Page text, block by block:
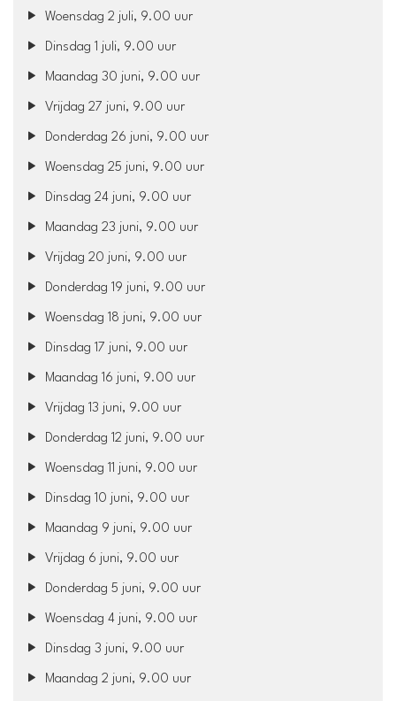
Woensdag 2 juli, 9.00 uur
Dinsdag 1 juli, 9.00 uur
Maandag 30 juni, 9.00 uur
Vrijdag 27 juni, 9.00 uur
Donderdag 26 juni, 9.00 uur
Woensdag 25 juni, 9.00 uur
Dinsdag 24 juni, 9.00 uur
Maandag 23 juni, 9.00 uur
Vrijdag 20 juni, 9.00 uur
Donderdag 19 juni, 9.00 uur
Woensdag 18 juni, 9.00 uur
Dinsdag 17 juni, 9.00 uur
Maandag 16 juni, 9.00 uur
Vrijdag 13 juni, 9.00 uur
Donderdag 12 juni, 9.00 uur
Woensdag 11 juni, 9.00 uur
Dinsdag 10 juni, 9.00 uur
Maandag 9 juni, 9.00 uur
Vrijdag 6 juni, 9.00 uur
Donderdag 5 juni, 9.00 uur
Woensdag 4 juni, 9.00 uur
Dinsdag 3 juni, 9.00 uur
Maandag 2 juni, 9.00 uur